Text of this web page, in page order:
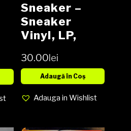
Sneaker –
Sneaker
Vinyl, LP,
Stereo media
EX cover EX
30.00lei
Adaugă în Coș
Adauga in Wishlist